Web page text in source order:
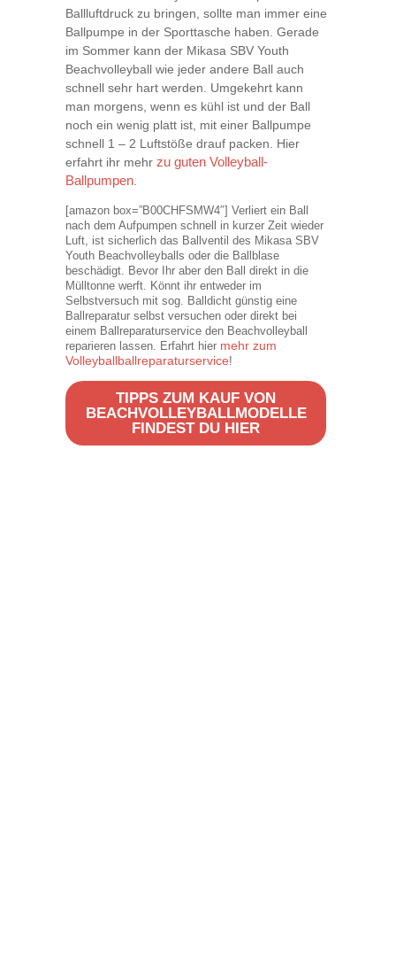
Ballluftdruck zu bringen, sollte man immer eine
Ballpumpe in der Sporttasche haben. Gerade
im Sommer kann der Mikasa SBV Youth
Beachvolleyball wie jeder andere Ball auch
schnell sehr hart werden. Umgekehrt kann
man morgens, wenn es kühl ist und der Ball
noch ein wenig platt ist, mit einer Ballpumpe
schnell 1 – 2 Luftstöße drauf packen. Hier
erfahrt ihr mehr zu guten Volleyball-
Ballpumpen
[amazon box=”B00CHFSMW4″] Verliert ein Ball
nach dem Aufpumpen schnell in kurzer Zeit wieder
Luft, ist sicherlich das Ballventil des Mikasa SBV
Youth Beachvolleyballs oder die Ballblase
beschädigt. Bevor Ihr aber den Ball direkt in die
Mülltonne werft. Könnt ihr entweder im
Selbstversuch mit sog. Balldicht günstig eine
Ballreparatur selbst versuchen oder direkt bei
einem Ballreparaturservice den Beachvolleyball
reparieren lassen. Erfahrt hier mehr zum
Volleyballballreparaturservice!
TIPPS ZUM KAUF VON
BEACHVOLLEYBALLMODELLE
FINDEST DU HIER